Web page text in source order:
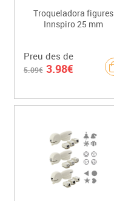
Troqueladora figures
Innspiro 25 mm
Preu des de
5.09€ 3.98€